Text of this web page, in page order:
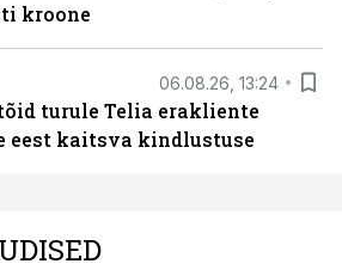
kroone
06.08.26, 13:24
turule Telia erakliente
eest kaitsva kindlustuse